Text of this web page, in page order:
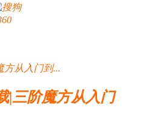
|三阶魔方从入门